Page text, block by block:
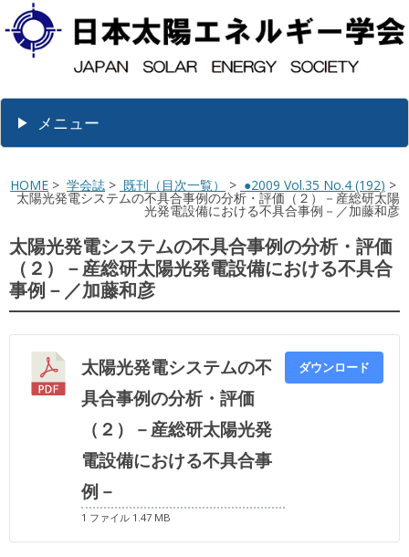
メニュー
HOME > 学会誌 > 既刊（目次一覧） > ●2009 Vol.35 No.4 (192) >
太陽光発電システムの不具合事例の分析・評価（２）－産総研太陽
光発電設備における不具合事例－／加藤和彦
太陽光発電システムの不具合事例の分析・評価
（２）－産総研太陽光発電設備における不具合
事例－／加藤和彦
太陽光発電システムの不
具合事例の分析・評価
（２）－産総研太陽光発
電設備における不具合事
例－
1 ファイル 1.47 MB
ダウンロード